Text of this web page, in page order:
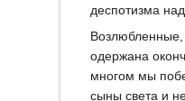
деспотизма
одержана
многом мы
сыны света и